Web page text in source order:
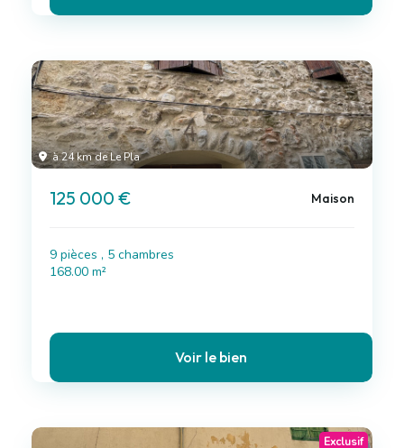
à 24 km de Le Pla
125 000 € Maison
9 pièces , 5 chambres
168.00 m²
Voir le bien
Exclusif